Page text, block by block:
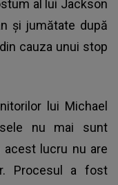
al lui Jackson
şi jumătate după
cauza unui stop
lui Michael
nu mai sunt
acest lucru nu are
Procesul a fost